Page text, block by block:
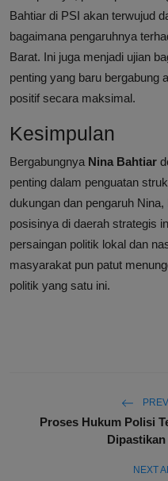
Bahtiar di PSI akan terwujud
bagaimana pengaruhnya
Barat. Ini juga menjadi ujian
penting yang baru bergabung
positif secara maksimal.
Kesimpulan
Bergabungnya Nina Bahtiar
penting dalam penguatan
dukungan dan pengaruh
posisinya di daerah strategis
persaingan politik lokal dan
masyarakat pun patut
politik yang satu ini.
Proses Hukum Polisi
NEXT